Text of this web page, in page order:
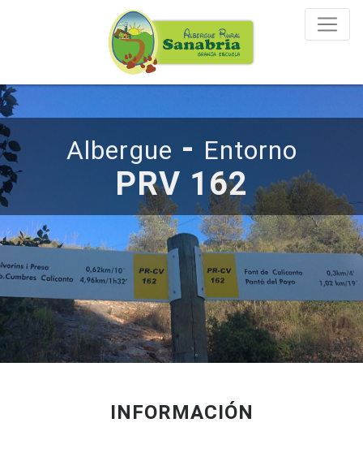
Albergue - Entorno
PRV 162
INFORMACIÓN